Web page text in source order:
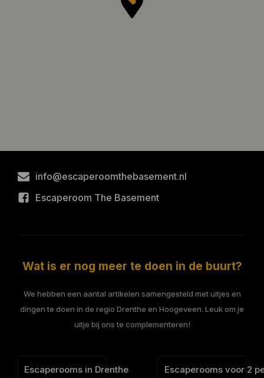
info@escaperoomthebasement.nl
Escaperoom The Basement
Wat is er nog meer te doen in de buurt?
We hebben een aantal artikelen samengesteld met uitjes en
dingen te doen in de regio Drenthe en Hoogeveen. Leuk om je
uitje bij ons te complementeren!
Escaperooms in Drenthe Escaperooms voor 2